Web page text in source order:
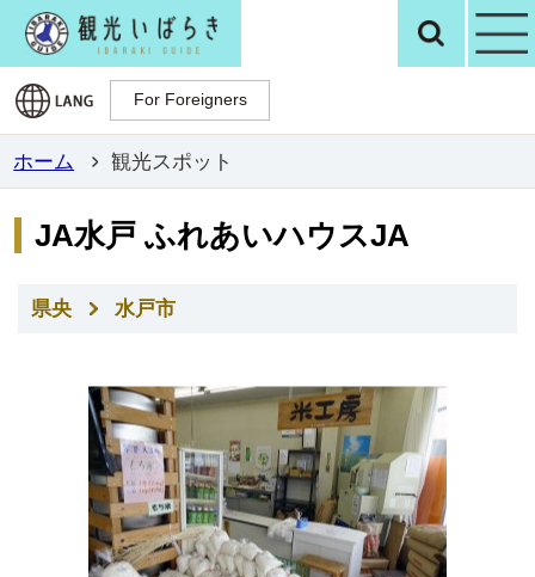
観光いばらき検
For Foreigners
For Foreigners
ホーム 観光スポット
JA水戸 ふれあいハウスJA
県央 水戸市